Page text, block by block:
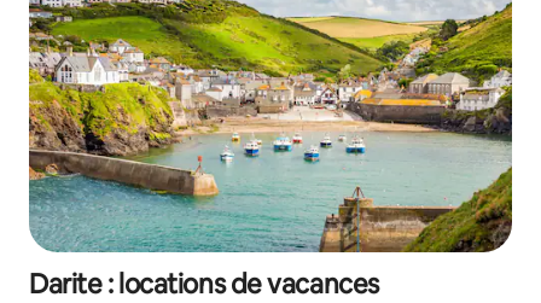
Darite : locations de vacances